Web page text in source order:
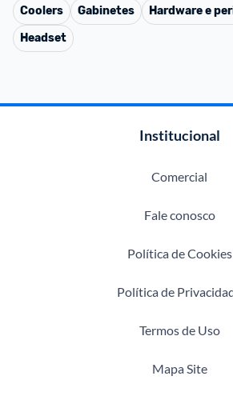
Coolers
Gabinetes Hardware e
Headset
Institucional
Comercial
Fale conosco
Política de Cookies
Política de
Termos de Uso
Mapa Site